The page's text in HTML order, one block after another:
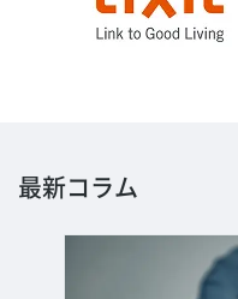
最新コラム